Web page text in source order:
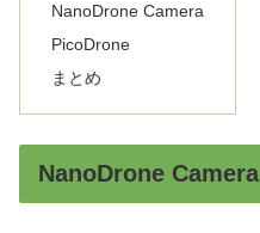
NanoDrone Camera
PicoDrone
まとめ
NanoDrone Camera